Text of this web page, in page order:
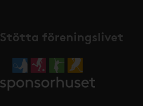
Stötta föreningslivet